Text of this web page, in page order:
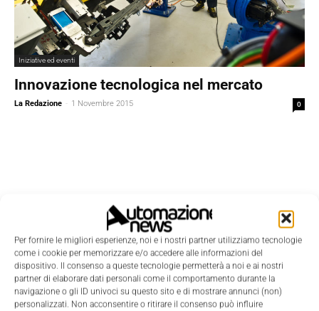
Per fornire le migliori esperienze, noi e i nostri partner utilizziamo tecnologie
come i cookie per memorizzare e/o accedere alle informazioni del
dispositivo. Il consenso a queste tecnologie permetterà a noi e ai nostri
partner di elaborare dati personali come il comportamento durante la
navigazione o gli ID univoci su questo sito e di mostrare annunci (non)
personalizzati. Non acconsentire o ritirare il consenso può influire
Iniziative ed eventi
Innovazione tecnologica nel mercato
La Redazione - 1 Novembre 2015 0